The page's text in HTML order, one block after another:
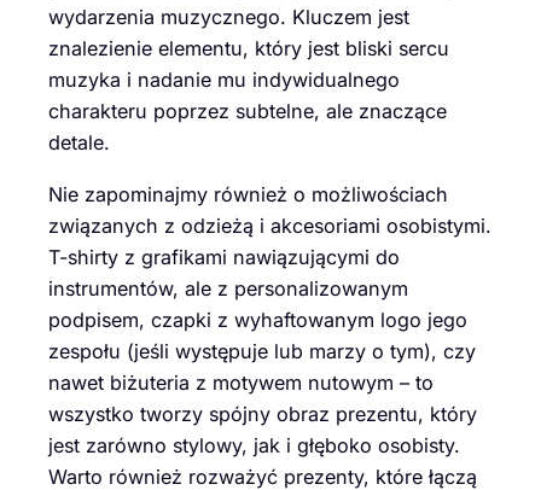
wydarzenia muzycznego. Kluczem jest
znalezienie elementu, który jest bliski sercu
muzyka i nadanie mu indywidualnego
charakteru poprzez subtelne, ale znaczące
detale.
Nie zapominajmy również o możliwościach
związanych z odzieżą i akcesoriami osobistymi.
T-shirty z grafikami nawiązującymi do
instrumentów, ale z personalizowanym
podpisem, czapki z wyhaftowanym logo jego
zespołu (jeśli występuje lub marzy o tym), czy
nawet biżuteria z motywem nutowym – to
wszystko tworzy spójny obraz prezentu, który
jest zarówno stylowy, jak i głęboko osobisty.
Warto również rozważyć prezenty, które łączą